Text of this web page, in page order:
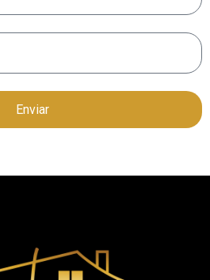
Enviar